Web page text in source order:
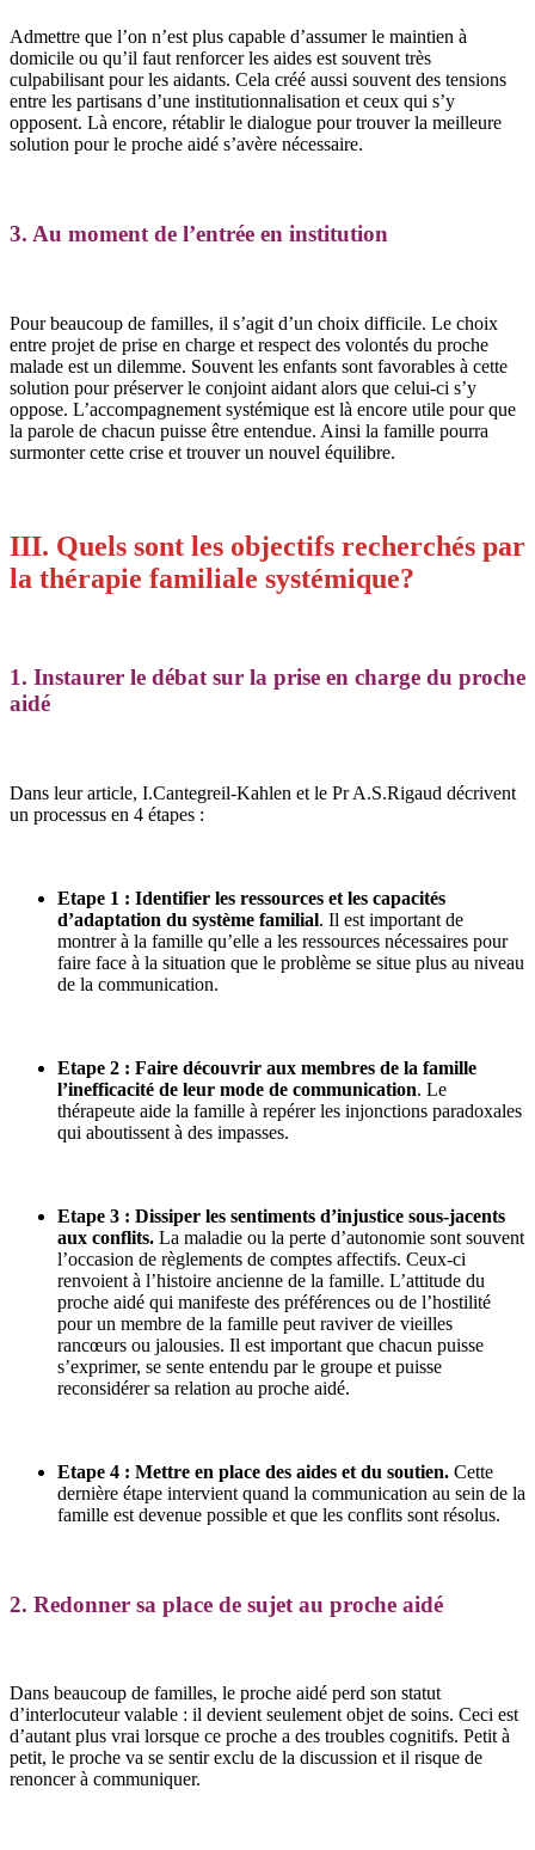
Admettre que l’on n’est plus capable d’assumer le maintien à
domicile ou qu’il faut renforcer les aides est souvent très
culpabilisant pour les aidants. Cela créé aussi souvent des tensions
entre les partisans d’une institutionnalisation et ceux qui s’y
opposent. Là encore, rétablir le dialogue pour trouver la meilleure
solution pour le proche aidé s’avère nécessaire.
3. Au moment de l’entrée en institution
Pour beaucoup de familles, il s’agit d’un choix difficile. Le choix
entre projet de prise en charge et respect des volontés du proche
malade est un dilemme. Souvent les enfants sont favorables à cette
solution pour préserver le conjoint aidant alors que celui-ci s’y
oppose. L’accompagnement systémique est là encore utile pour que
la parole de chacun puisse être entendue. Ainsi la famille pourra
surmonter cette crise et trouver un nouvel équilibre.
III. Quels sont les objectifs recherchés par
la thérapie familiale systémique?
1. Instaurer le débat sur la prise en charge du proche
aidé
Dans leur article, I.Cantegreil-Kahlen et le Pr A.S.Rigaud décrivent
un processus en 4 étapes :
Etape 1 : Identifier les ressources et les capacités
d’adaptation du système familial. Il est important de
montrer à la famille qu’elle a les ressources nécessaires pour
faire face à la situation que le problème se situe plus au niveau
de la communication.
Etape 2 : Faire découvrir aux membres de la famille
l’inefficacité de leur mode de communication. Le
thérapeute aide la famille à repérer les injonctions paradoxales
qui aboutissent à des impasses.
Etape 3 : Dissiper les sentiments d’injustice sous-jacents
aux conflits. La maladie ou la perte d’autonomie sont souvent
l’occasion de règlements de comptes affectifs. Ceux-ci
renvoient à l’histoire ancienne de la famille. L’attitude du
proche aidé qui manifeste des préférences ou de l’hostilité
pour un membre de la famille peut raviver de vieilles
rancœurs ou jalousies. Il est important que chacun puisse
s’exprimer, se sente entendu par le groupe et puisse
reconsidérer sa relation au proche aidé.
Etape 4 : Mettre en place des aides et du soutien. Cette
dernière étape intervient quand la communication au sein de la
famille est devenue possible et que les conflits sont résolus.
2. Redonner sa place de sujet au proche aidé
Dans beaucoup de familles, le proche aidé perd son statut
d’interlocuteur valable : il devient seulement objet de soins. Ceci est
d’autant plus vrai lorsque ce proche a des troubles cognitifs. Petit à
petit, le proche va se sentir exclu de la discussion et il risque de
renoncer à communiquer.